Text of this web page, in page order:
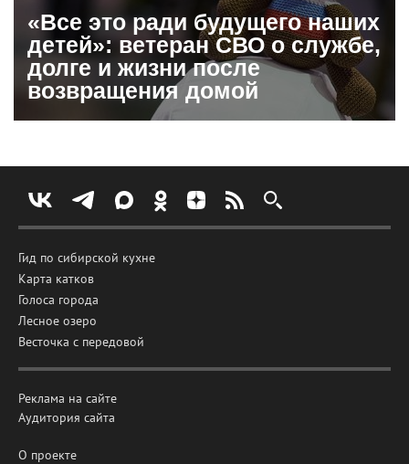
«Все это ради будущего наших
детей»: ветеран СВО о службе,
долге и жизни после
возвращения домой
Гид по сибирской кухне
Карта катков
Голоса города
Лесное озеро
Весточка с передовой
Реклама на сайте
Аудитория сайта
О проекте